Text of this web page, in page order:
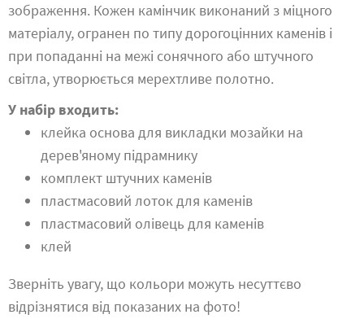
зображення. Кожен камінчик виконаний з міцного
матеріалу, огранен по типу дорогоцінних каменів і
при попаданні на межі сонячного або штучного
світла, утворюється мерехтливе полотно.
У набір входить:
клейка основа для викладки мозайки на
дерев'яному підрамнику
комплект штучних каменів
пластмасовий лоток для каменів
пластмасовий олівець для каменів
клей
Зверніть увагу, що кольори можуть несуттєво
відрізнятися від показаних на фото!